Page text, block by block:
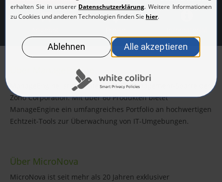
Über ManageEngine
ManageEngine ist die Enterprise IT-Management-Sparte der
Zoho Corporation. Mit über 60 Produkten bietet
ManageEngine ein umfangreiches Portfolio an hochwertigen
Echtzeit-Tools zur Überwachung von IT-Umgebungen.
Über MicroNova
MicroNova ist seit mehr als 20 Jahren exklusiver